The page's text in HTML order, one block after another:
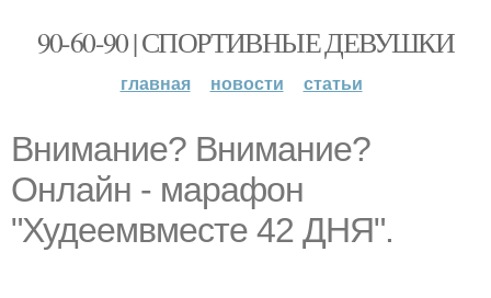
90-60-90 | СПОРТИВНЫЕ ДЕВУШКИ
главная новости статьи
Внимание? Внимание?
Онлайн - марафон
"Худеемвместе 42 ДНЯ".